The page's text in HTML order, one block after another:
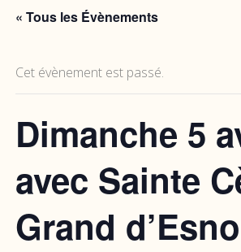
« Tous les Évènements
Cet évènement est passé.
Dimanche 5
avec Sainte
Grand